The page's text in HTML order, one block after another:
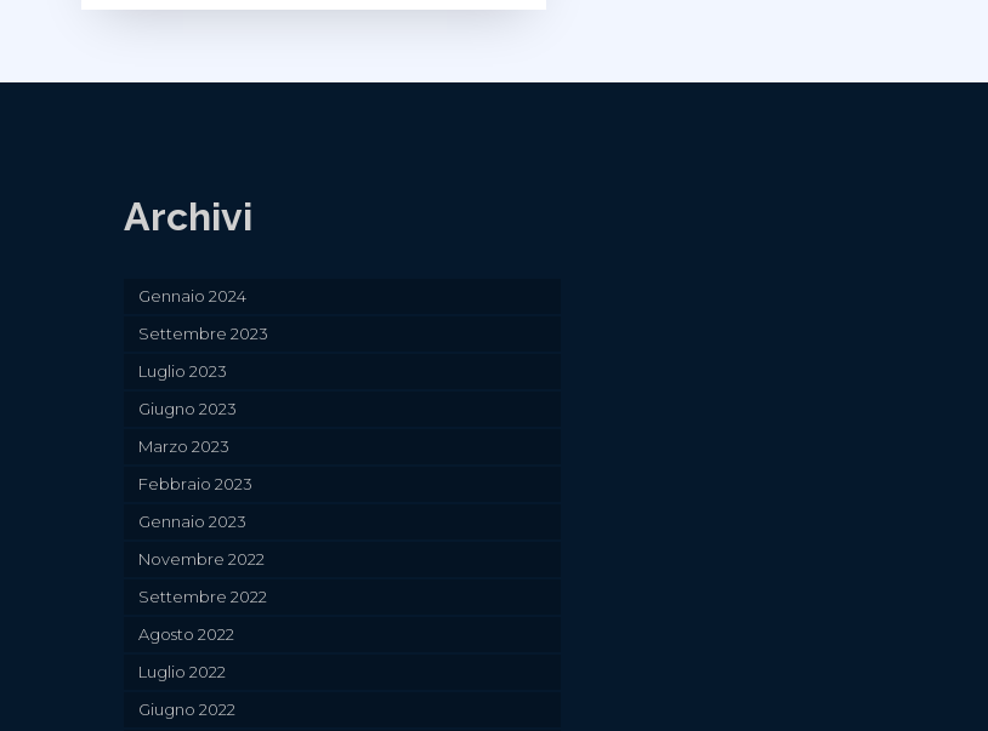
Archivi
Gennaio 2024
Settembre 2023
Luglio 2023
Giugno 2023
Marzo 2023
Febbraio 2023
Gennaio 2023
Novembre 2022
Settembre 2022
Agosto 2022
Luglio 2022
Giugno 2022